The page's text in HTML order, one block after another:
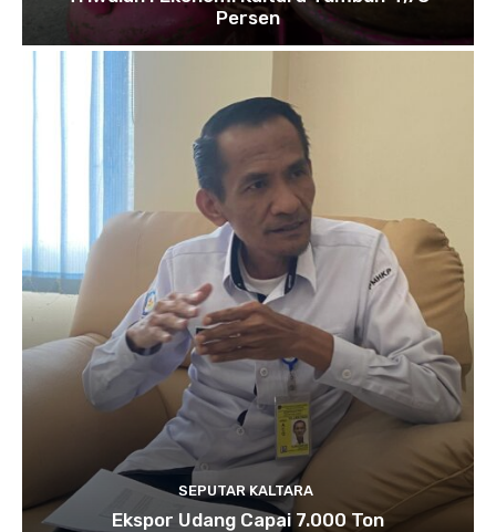
Persen
SEPUTAR KALTARA
Ekspor Udang Capai 7.000 Ton